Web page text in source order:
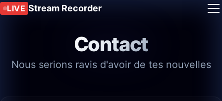
LIVE Stream Recorder
Contact
Nous serions ravis d'avoir de tes nouvelles